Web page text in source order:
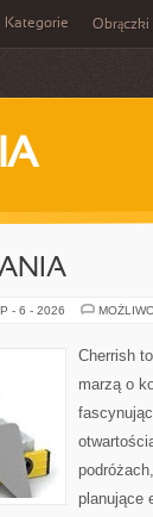
Kategorie Obrączki
- 6 - 2026
Cherrish
marzą o
planujące